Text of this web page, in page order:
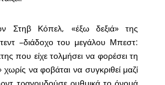
Στηβ Κόπελ, «έξω δεξιά» της
–διάδοχο του μεγάλου Μπεστ:
που είχε τολμήσει να φορέσει τη
να φοβάται να συγκριθεί μαζί